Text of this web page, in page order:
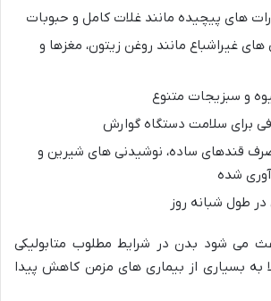
های پیچیده مانند غلات کامل و حبوبات
های غیراشباع مانند روغن زیتون، مغزها و
و سبزیجات متنوع
برای سلامت دستگاه گوارش
قندهای ساده، نوشیدنی های شیرین و
شده
طول شبانه روز
می شود بدن در شرایط مطلوب متابولیکی
به بسیاری از بیماری های مزمن کاهش پیدا